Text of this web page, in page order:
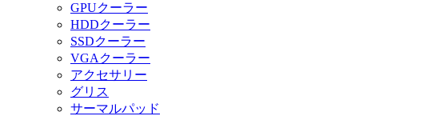
GPUクーラー
HDDクーラー
SSDクーラー
VGAクーラー
アクセサリー
グリス
サーマルパッド